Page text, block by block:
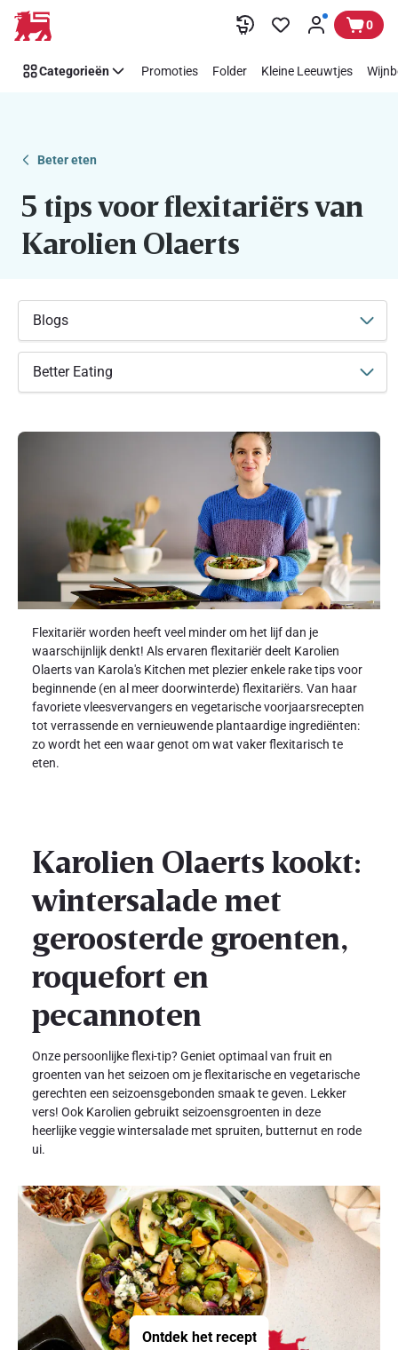
Overslaan
tips
flexitariërs
0
Categorieën Promoties Folder Kleine Leeuwtjes
Beter eten
5 tips voor flexitariërs van
Karolien Olaerts
Blogs
Better Eating
Flexitariër worden heeft veel minder om het lijf dan je
waarschijnlijk denkt! Als ervaren flexitariër deelt Karolien
Olaerts van Karola's Kitchen met plezier enkele rake tips voor
beginnende (en al meer doorwinterde) flexitariërs. Van haar
favoriete vleesvervangers en vegetarische voorjaarsrecepten
tot verrassende en vernieuwende plantaardige ingrediënten:
zo wordt het een waar genot om wat vaker flexitarisch te
eten.
Karolien Olaerts kookt:
wintersalade met
geroosterde groenten,
roquefort en
pecannoten
Onze persoonlijke flexi-tip? Geniet optimaal van fruit en
groenten van het seizoen om je flexitarische en vegetarische
gerechten een seizoensgebonden smaak te geven. Lekker
vers! Ook Karolien gebruikt seizoensgroenten in deze
heerlijke veggie wintersalade met spruiten, butternut en rode
ui.
Ontdek het recept